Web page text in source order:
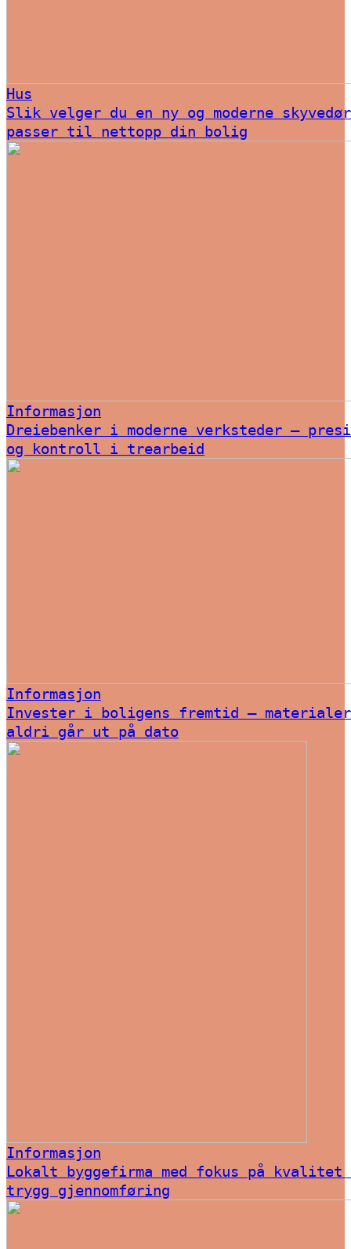
Hus
Slik velger du en ny og moderne skyvedør
passer til nettopp din bolig
Informasjon
Dreiebenker i moderne verksteder –
og kontroll i trearbeid
Informasjon
Invester i boligens fremtid – materialer
aldri går ut på dato
Informasjon
Lokalt byggefirma med fokus på kvalitet
trygg gjennomføring